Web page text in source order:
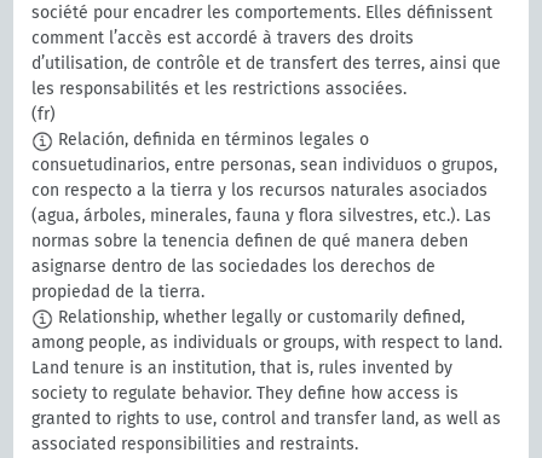
société pour encadrer les comportements. Elles définissent
comment l’accès est accordé à travers des droits
d’utilisation, de contrôle et de transfert des terres, ainsi que
les responsabilités et les restrictions associées.
(fr)
Relación, definida en términos legales o
consuetudinarios, entre personas, sean individuos o grupos,
con respecto a la tierra y los recursos naturales asociados
(agua, árboles, minerales, fauna y flora silvestres, etc.). Las
normas sobre la tenencia definen de qué manera deben
asignarse dentro de las sociedades los derechos de
propiedad de la tierra.
Relationship, whether legally or customarily defined,
among people, as individuals or groups, with respect to land.
Land tenure is an institution, that is, rules invented by
society to regulate behavior. They define how access is
granted to rights to use, control and transfer land, as well as
associated responsibilities and restraints.